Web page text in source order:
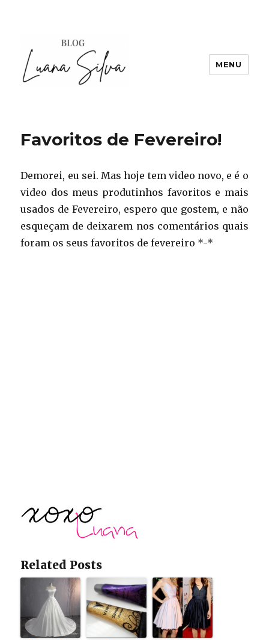
MENU
Favoritos de Fevereiro!
Demorei, eu sei. Mas hoje tem video novo, e é o
video dos meus produtinhos favoritos e mais
usados de Fevereiro, espero que gostem, e não
esqueçam de deixarem nos comentários quais
foram os seus favoritos de fevereiro *-*
Related Posts